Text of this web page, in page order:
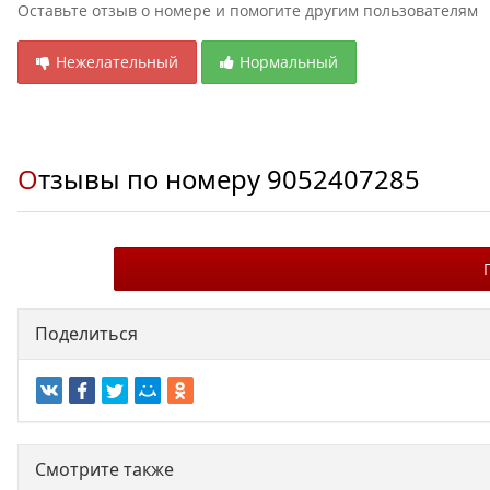
Оставьте отзыв о номере и помогите другим пользователям
Нежелательный Нормальный
Отзывы по номеру 9052407285
Поделиться
Смотрите также